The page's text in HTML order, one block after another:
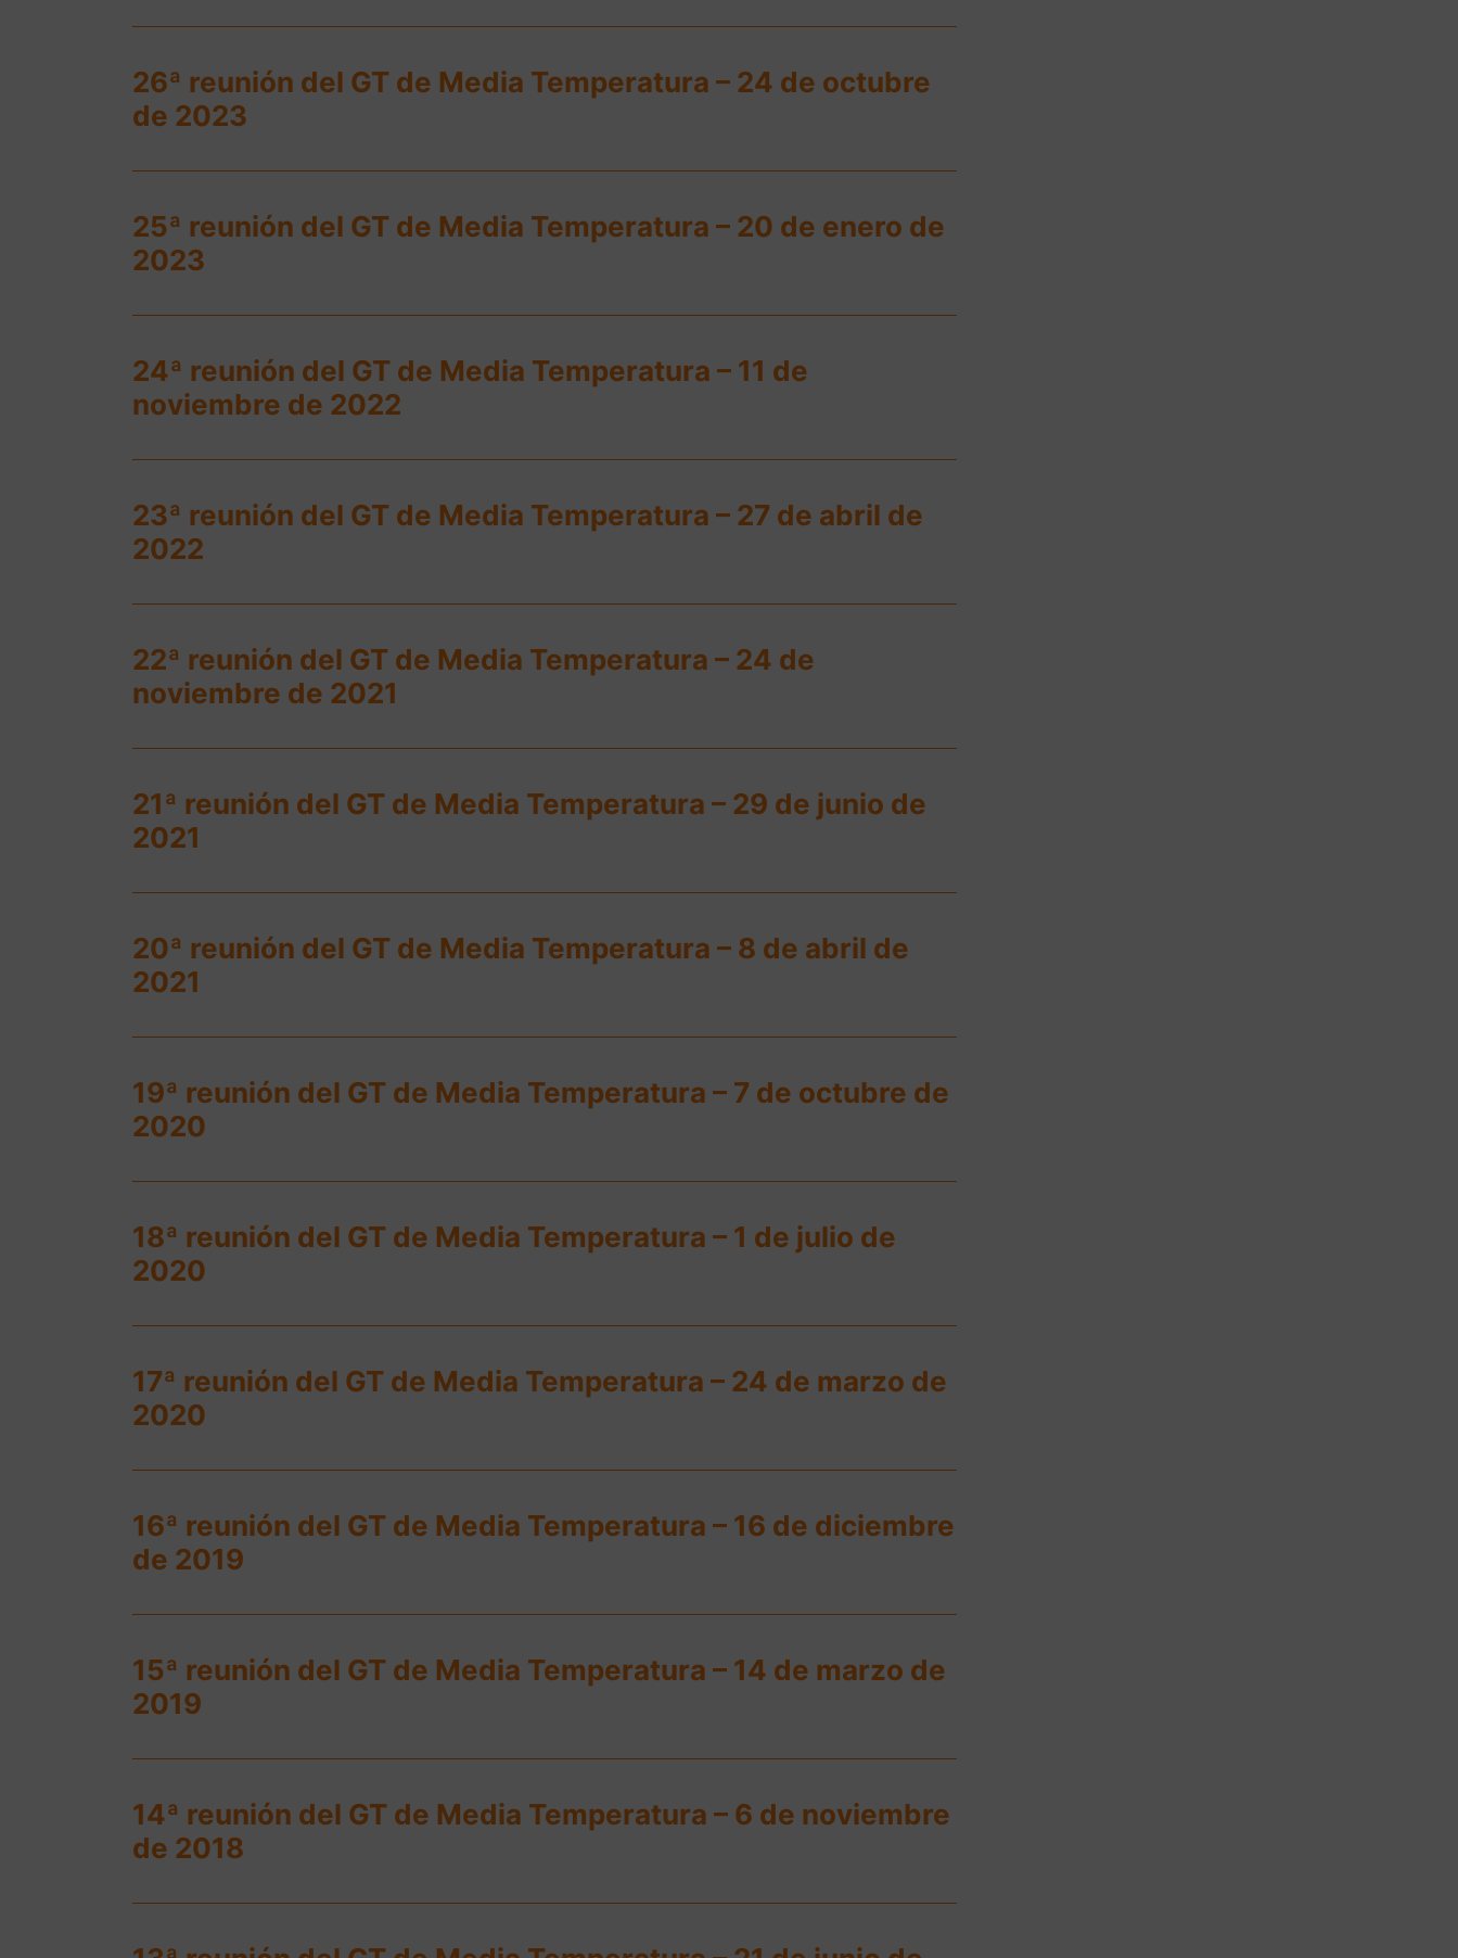
26ª reunión del GT de Media Temperatura – 24 de octubre
de 2023
25ª reunión del GT de Media Temperatura – 20 de enero de
2023
24ª reunión del GT de Media Temperatura – 11 de
noviembre de 2022
23ª reunión del GT de Media Temperatura – 27 de abril de
2022
22ª reunión del GT de Media Temperatura – 24 de
noviembre de 2021
21ª reunión del GT de Media Temperatura – 29 de junio de
2021
20ª reunión del GT de Media Temperatura – 8 de abril de
2021
19ª reunión del GT de Media Temperatura – 7 de octubre de
2020
18ª reunión del GT de Media Temperatura – 1 de julio de
2020
17ª reunión del GT de Media Temperatura – 24 de marzo de
2020
16ª reunión del GT de Media Temperatura – 16 de diciembre
de 2019
15ª reunión del GT de Media Temperatura – 14 de marzo de
2019
14ª reunión del GT de Media Temperatura – 6 de noviembre
de 2018